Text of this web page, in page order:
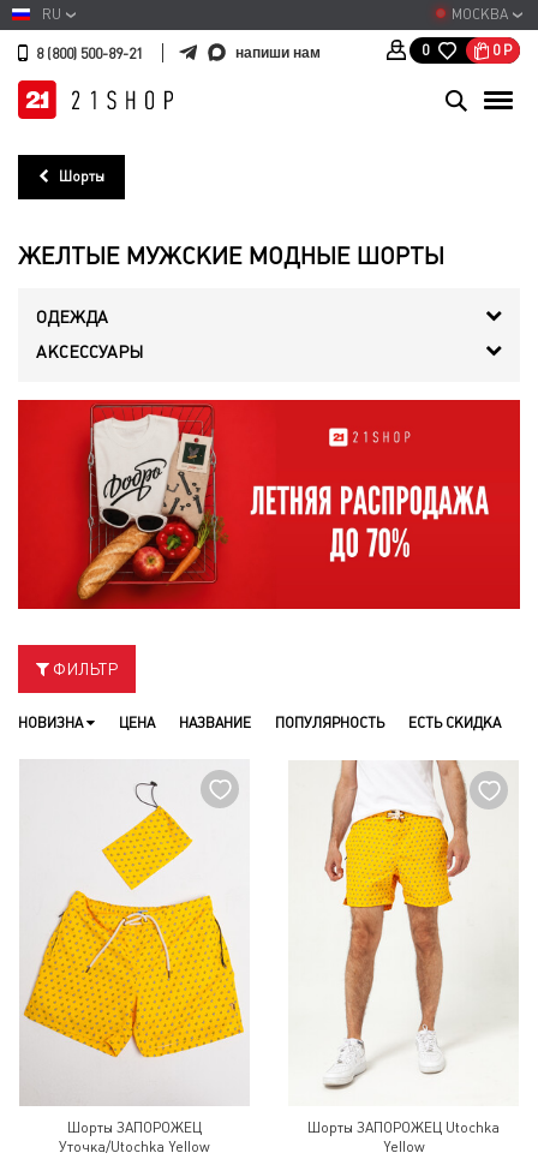
МОСКВА
RU
8 (800) 500-89-21 напиши нам 0 0 Р
Шорты
ЖЕЛТЫЕ МУЖСКИЕ МОДНЫЕ ШОРТЫ
ОДЕЖДА
АКСЕССУАРЫ
ФИЛЬТР
НОВИЗНА ЦЕНА НАЗВАНИЕ ПОПУЛЯРНОСТЬ ЕСТЬ СКИДКА
Шорты ЗАПОРОЖЕЦ
Уточка/Utochka Yellow
Шорты ЗАПОРОЖЕЦ Utochka
Yellow